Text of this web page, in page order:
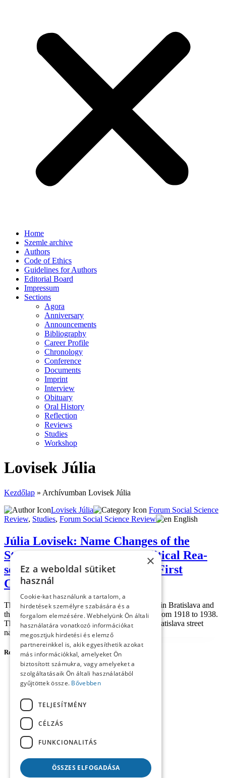
Home
Szemle archive
Authors
Code of Ethics
Guidelines for Authors
Editorial Board
Impressum
Sections
Agora
Anniversary
Announcements
Bibliography
Career Profile
Chronology
Conference
Documents
Imprint
Interview
Obituary
Oral History
Reflection
Reviews
Studies
Workshop
Lovisek Júlia
Kezdőlap » Archívumban Lovisek Júlia
Lovisek Júlia
Forum Social Science
Review, Studies, Forum Social Science Review English
Jú­lia Lovisek: Name Changes of the
Street in Bratisla­va from Polit­i­cal Rea­
sons after the Cre­ation of the First
Czechoslo­vak Repub­lic
The study deals with the cre­ation of street names in Bratisla­va and
their changes of polit­i­cal char­ac­ter in the peri­od from 1918 to 1938.
This peri­od was deter­min­ing in the changes of Bratisla­va street
names, because not only one...
Rovatok
Forum Social Science Review
Agora
Central European Forum
Content
Reviews
Workshop
×
Ez a weboldal sütiket
használ
Cookie-kat használunk a tartalom, a
hirdetések személyre szabására és a
forgalom elemzésére. Webhelyünk Ön általi
használatára vonatkozó információkat
megosztjuk hirdetési és elemző
partnereinkkel is, akik egyesíthetik azokat
más információkkal, amelyeket Ön
biztosított számukra, vagy amelyeket a
szolgáltatásaik Ön általi használatából
gyűjtöttek össze. Bővebben
TELJESÍTMÉNY
CÉLZÁS
FUNKCIONALITÁS
ÖSSZES ELFOGADÁSA